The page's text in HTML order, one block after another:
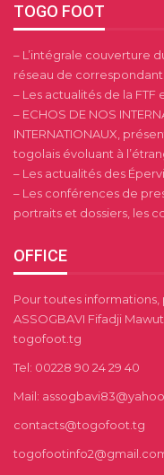
TOGO FOOT
– L’intégrale couverture
réseau de
– Les actualités de la FTF
– ECHOS DE NOS
INTERNATIONAUX,
togolais évoluant à
– Les actualités des
– Les conférences de
portraits et dossiers, les
OFFICE
Pour toutes
ASSOGBAVI Fifadji
togofoot.tg
Tel: 00228 90 24 29 40
Mail:
contacts@togofoot.tg